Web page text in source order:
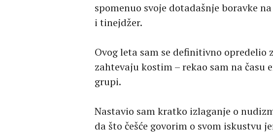
spomenuo svoje dotadašnje boravke
i tinejdžer.
Ovog leta sam se definitivno opredelio
zahtevaju kostim – rekao sam na času
grupi.
Nastavio sam kratko izlaganje o
da što češće govorim o svom iskustvu